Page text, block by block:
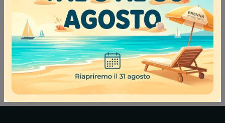
ambienti di vario tipo. Sarai accompagnato dai nostri
interior designers di lunga esperienza che sapranno
assicurare supporto nell'arredamento e post acquisto.
Glimobili che proponiamo, tra cui troverai anche
molteplici modelli di Complementi, sono sempre realizzati
in materiali pregiati, quindi anche in cuoio di diversi
colori.